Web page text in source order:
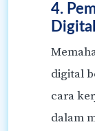
4.
Digital
digital
cara
dalam